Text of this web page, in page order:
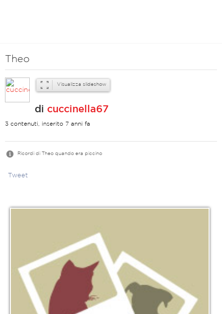
Theo
Visualizza slideshow
di cuccinella67
3 contenuti, inserito 7 anni fa
Ricordi di Theo quando era piccino
Tweet